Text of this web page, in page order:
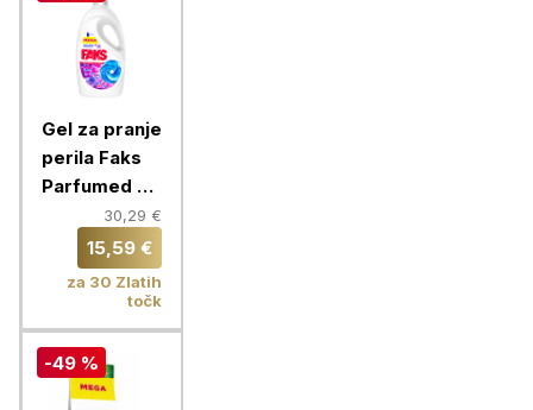
Gel za pranje
perila Faks
Parfumed By
Ornel, 88
pranj
30,29 €
15,59 €
za 30 Zlatih
točk
-49 %